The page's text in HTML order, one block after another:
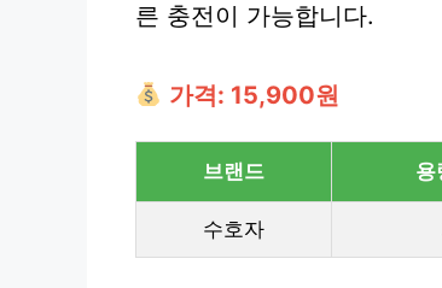
른 충전이 가능합니다.
가격: 15,900원
브랜드 용
수호자